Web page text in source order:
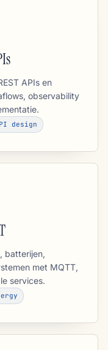
APIs en
observability
design
batterijen,
met MQTT,
services.